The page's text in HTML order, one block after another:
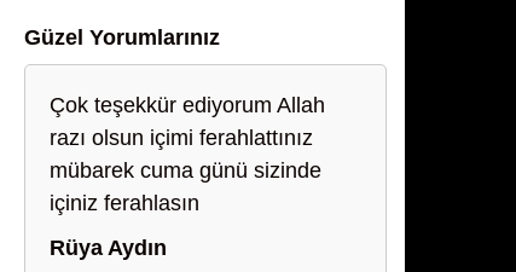
Güzel Yorumlarınız
Çok teşekkür ediyorum Allah
razı olsun içimi ferahlattınız
mübarek cuma günü sizinde
içiniz ferahlasın
Rüya Aydın